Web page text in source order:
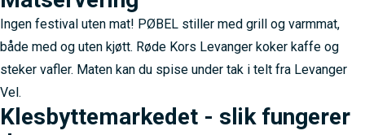
Ingen festival uten mat! PØBEL stiller med grill og varmmat,
både med og uten kjøtt. Røde Kors Levanger koker kaffe og
steker vafler. Maten kan du spise under tak i telt fra Levanger
Vel.
Klesbyttemarkedet - slik fungerer